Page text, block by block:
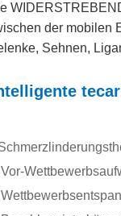
der mobilen
Sehnen,